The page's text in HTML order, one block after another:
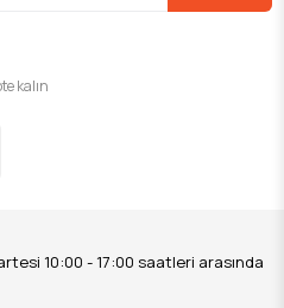
kalın
10:00 - 17:00 saatleri arasında